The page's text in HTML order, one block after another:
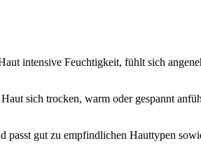
intensive Feuchtigkeit, fühlt sich
sich trocken, warm oder gespannt
gut zu empfindlichen Hauttypen